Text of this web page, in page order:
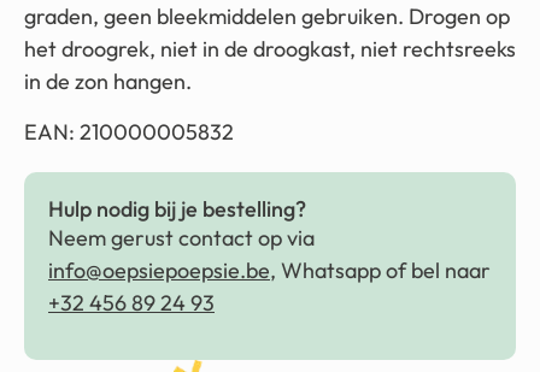
graden, geen bleekmiddelen gebruiken. Drogen op
het droogrek, niet in de droogkast, niet rechtsreeks
in de zon hangen.
EAN: 210000005832
Hulp nodig bij je bestelling?
Neem gerust contact op via
info@oepsiepoepsie.be, Whatsapp of bel naar
+32 456 89 24 93